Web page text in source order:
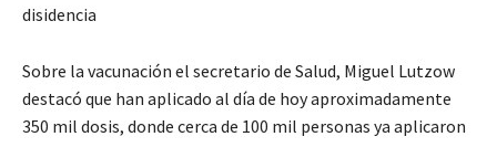
disidencia
Sobre la vacunación el secretario de Salud, Miguel Lutzow
destacó que han aplicado al día de hoy aproximadamente
350 mil dosis, donde cerca de 100 mil personas ya aplicaron